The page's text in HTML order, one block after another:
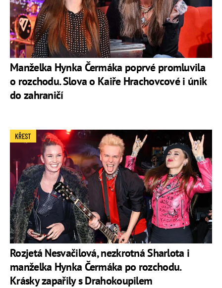
Manželka Hynka Čermáka poprvé promluvila
o rozchodu. Slova o Kaiře Hrachovcové i únik
do zahraničí
Rozjetá Nesvačilová, nezkrotná Sharlota i
manželka Hynka Čermáka po rozchodu.
Krásky zapařily s Drahokoupilem
KŘEST